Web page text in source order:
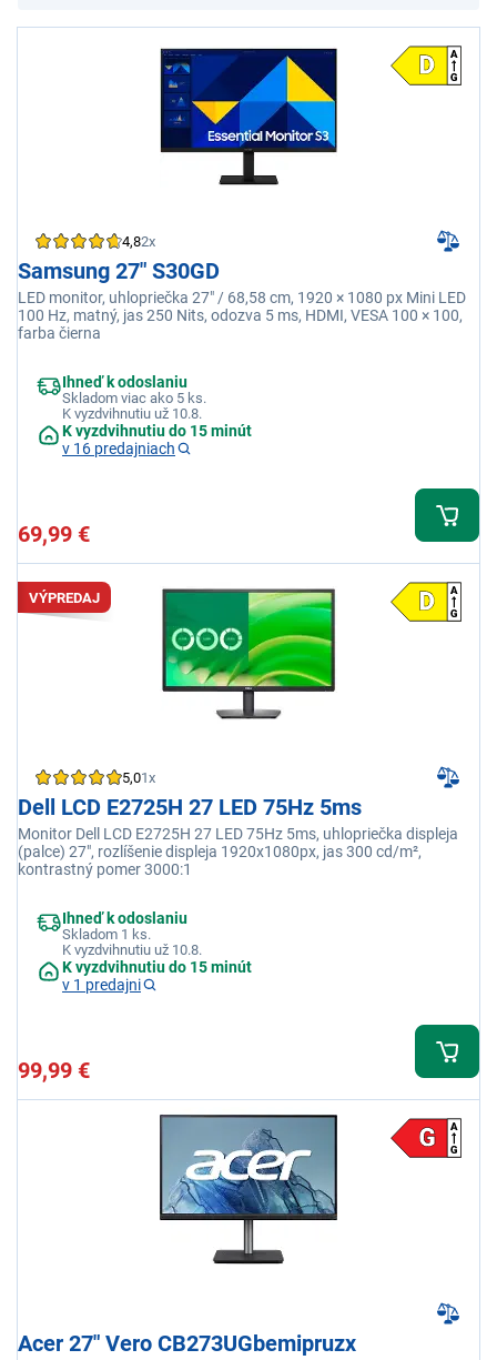
4,82x
Samsung 27" S30GD
LED monitor, uhlopriečka 27" / 68,58 cm, 1920 × 1080 px Mini LED
100 Hz, matný, jas 250 Nits, odozva 5 ms, HDMI, VESA 100 × 100,
farba čierna
Ihneď k odoslaniu
Skladom viac ako 5 ks.
K vyzdvihnutiu už 10.8.
K vyzdvihnutiu do 15 minút
v 16 predajniach
69,99 €
VÝPREDAJ
5,01x
Dell LCD E2725H 27 LED 75Hz 5ms
Monitor Dell LCD E2725H 27 LED 75Hz 5ms, uhlopriečka displeja
(palce) 27", rozlíšenie displeja 1920x1080px, jas 300 cd/m²,
kontrastný pomer 3000:1
Ihneď k odoslaniu
Skladom 1 ks.
K vyzdvihnutiu už 10.8.
K vyzdvihnutiu do 15 minút
v 1 predajni
99,99 €
Acer 27" Vero CB273UGbemipruzx